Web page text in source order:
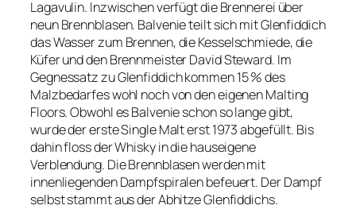
Lagavulin. Inzwischen verfügt die Brennerei über
neun Brennblasen. Balvenie teilt sich mit Glenfiddich
das Wasser zum Brennen, die Kesselschmiede, die
Küfer und den Brennmeister David Steward. Im
Gegnessatz zu Glenfiddich kommen 15 % des
Malzbedarfes wohl noch von den eigenen Malting
Floors. Obwohl es Balvenie schon so lange gibt,
wurde der erste Single Malt erst 1973 abgefüllt. Bis
dahin floss der Whisky in die hauseigene
Verblendung. Die Brennblasen werden mit
innenliegenden Dampfspiralen befeuert. Der Dampf
selbst stammt aus der Abhitze Glenfiddichs.